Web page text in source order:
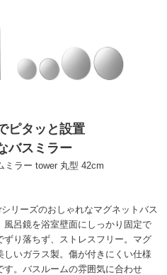
ピタッと設置
バスミラー
ミラー tower 丸型 42cm
リーズのおしゃれなマグネットバス
風呂鏡を浴室壁面にしっかり固定で
り落ちず、ストレスフリー。マグ
いガラス製。傷が付きにくい仕様
。バスルームの雰囲気に合わせ